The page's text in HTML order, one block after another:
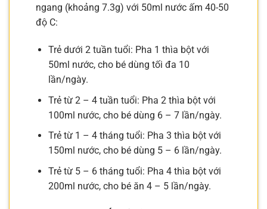
ngang (khoảng 7.3g) với 50ml nước ấm 40-50
độ C:
Trẻ dưới 2 tuần tuổi: Pha 1 thìa bột với
50ml nước, cho bé dùng tối đa 10
lần/ngày.
Trẻ từ 2 – 4 tuần tuổi: Pha 2 thìa bột với
100ml nước, cho bé dùng 6 – 7 lần/ngày.
Trẻ từ 1 – 4 tháng tuổi: Pha 3 thìa bột với
150ml nước, cho bé dùng 5 – 6 lần/ngày.
Trẻ từ 5 – 6 tháng tuổi: Pha 4 thìa bột với
200ml nước, cho bé ăn 4 – 5 lần/ngày.